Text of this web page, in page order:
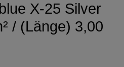
X-25 Silver
/ (Länge) 3,00